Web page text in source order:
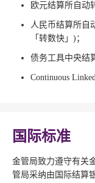
欧元结算所自动
人民币结算所自
「转数快」)；
债务工具中央结
Continuous
国际标准
金管局致力遵守有关
管局采纳由国际结算